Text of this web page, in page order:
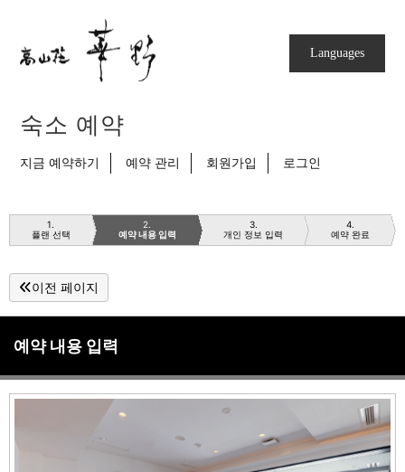
Languages
숙소 예약
지금 예약하기 예약 관리 회원가입 로그인
1
플랜 선택
2
예약 내용 입력
3
개인 정보 입력
4
예약 완료
이전 페이지
예약 내용 입력